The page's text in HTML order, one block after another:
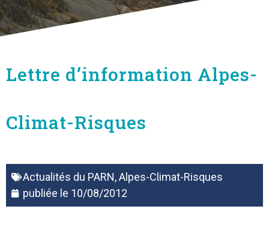
Lettre d’information Alpes-
Climat-Risques
Actualités du PARN,Alpes-Climat-Risques
publiée le 10/08/2012